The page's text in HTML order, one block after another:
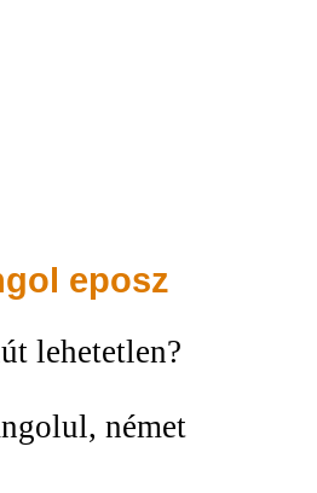
eposz
lehetetlen?
német